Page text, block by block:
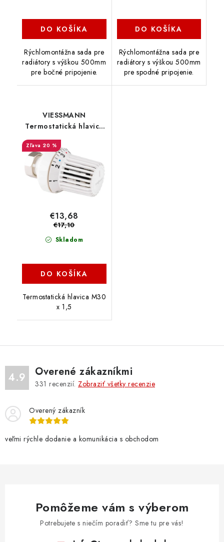
DO KOŠÍKA
Rýchlomontážna sada pre
radiátory s výškou 500mm
pre bočné pripojenie.
DO KOŠÍKA
Rýchlomontážna sada pre
radiátory s výškou 500mm
pre spodné pripojenie.
VIESSMANN
Termostatická hlavica
20 %
Skladom
€13,68
€17,10
DO KOŠÍKA
Termostatická hlavica M30
x 1,5
4.9 Overené zákazníkmi
331 recenzií. Zobraziť všetky recenzie
Overený zákazník
veľmi rýchle dodanie a komunikácia s obchodom
Pomôžeme vám s výberom
Potrebujete s niečím poradiť? Sme tu pre vás!